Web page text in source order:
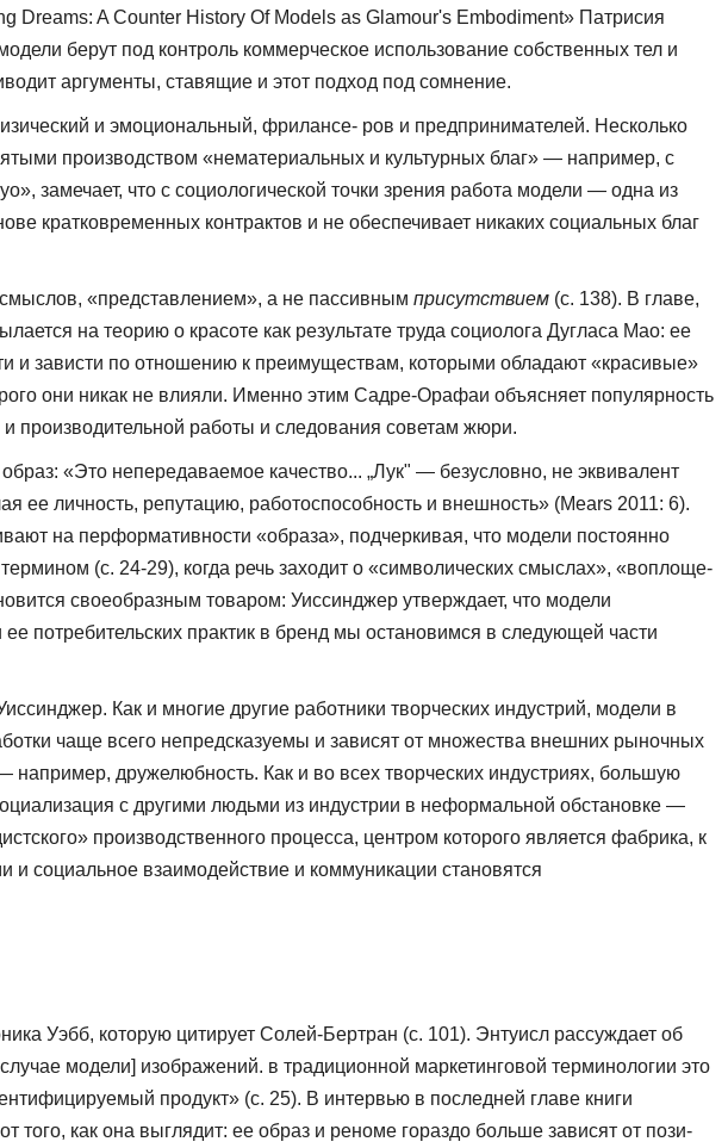
Dreams: A Counter History Of Models as Glamour's Embodiment» Патрисия
берут под контроль коммерческое использование собственных тел и
аргументы, ставящие и этот под­ход под сомнение.
и эмоциональный, фрилансе- ров и предпринимателей. Несколько
производством «нематериальных и культурных благ» — например, с
замечает, что с социологической точки зрения работа модели — одна из
кратковременных контрактов и не обеспечивает никаких социальных благ
смыслов, «представлением», а не пассив­ным присутствием (с. 138). В главе,
на теорию о красоте как результате труда социолога Дугласа Мао: ее
и зависти по отношению к преимуществам, которыми обладают «красивые»
они никак не влияли. Именно этим Садре-Орафаи объясняет популярность
производительной работы и следования советам жюри.
«Это непередаваемое качество... „Лук" — безусловно, не эквивалент
ее личность, репутацию, работоспособность и внешность» (Mears 2011: 6).
на перформативности «образа», подчер­кивая, что модели постоянно
(с. 24-29), когда речь заходит о «символических смыслах», «воплоще­
своеобразным товаром: Уиссинджер утверждает, что модели
потребительских практик в бренд мы остановимся в следующей части
Как и многие другие работни­ки творческих индустрий, модели в
чаще всего непредсказуемы и зависят от множества внешних рыночных
дружелюбность. Как и во всех творческих индустриях, большую
с другими людьми из индустрии в неформальной обстановке —
производственного процесса, центром которого является фабрика, к
социаль­ное взаимодействие и коммуникации становятся
Уэбб, которую цитирует Солей-Бертран (с. 101). Энтуисл рассуждает об
мо­дели] изображений. в традиционной маркетинговой терминологии это
продукт» (с. 25). В интервью в последней главе книги
как она выглядит: ее образ и реноме гораздо больше зависят от пози­